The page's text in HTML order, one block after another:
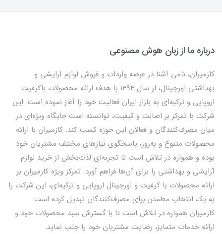
درباره ما از زبان هوش مصنوعی
کازمیران، نامی آشنا در عرصه واردات و فروش لوازم آرایشی و
بهداشتی اورجینال، از سال 1394 با هدف ارائه محصولات باکیفیت
اروپایی و ترکیه‌ای به بازار ایران فعالیت خود را آغاز نموده است. این
شرکت با تمرکز بر اصالت و کیفیت، توانسته است جایگاه ویژه‌ای در
میان مصرف‌کنندگان و فعالان این حوزه کسب کند. کازمیران با ارائه
محصولات متنوع و به‌روز، پاسخگوی نیازهای مختلف مشتریان خود
بوده و همواره در تلاش است تا تجربه‌ای لذت‌بخش از خرید لوازم
آرایشی و بهداشتی را برای آن‌ها فراهم آورد. تمرکز ویژه کازمیران بر
ارائه محصولات با کیفیت و اورجینال اروپایی و ترکیه‌ای، این شرکت را
به یک انتخاب مطمئن برای مصرف‌کنندگان تبدیل کرده است.
کازمیران همواره در تلاش است تا با گسترش سبد محصولات خود و
ارائه خدمات متمایز، رضایت مشتریان خود را جلب نماید.